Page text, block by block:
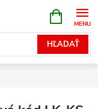
HĽADAŤ
KOŠÍK